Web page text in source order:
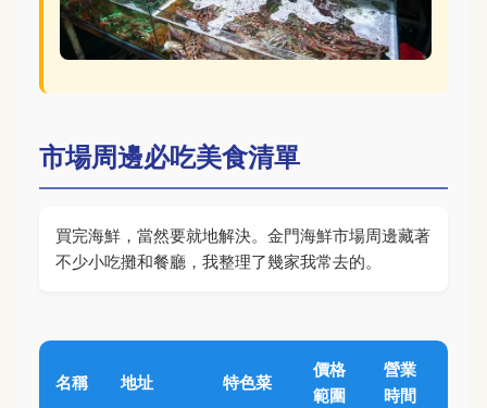
市場周邊必吃美食清單
買完海鮮，當然要就地解決。金門海鮮市場周邊藏著
不少小吃攤和餐廳，我整理了幾家我常去的。
名稱 地址 特色菜
價格
範圍
營業
時間